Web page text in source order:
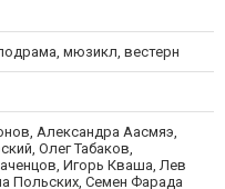
мюзикл, вестерн
Александра Аасмяэ,
Олег Табаков,
Игорь Кваша, Лев
Польских, Семен Фарада